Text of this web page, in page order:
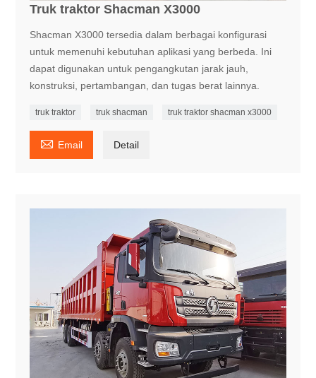
Truk traktor Shacman X3000
Shacman X3000 tersedia dalam berbagai konfigurasi
untuk memenuhi kebutuhan aplikasi yang berbeda. Ini
dapat digunakan untuk pengangkutan jarak jauh,
konstruksi, pertambangan, dan tugas berat lainnya.
truk traktor truk shacman truk traktor shacman x3000
 Email Detail